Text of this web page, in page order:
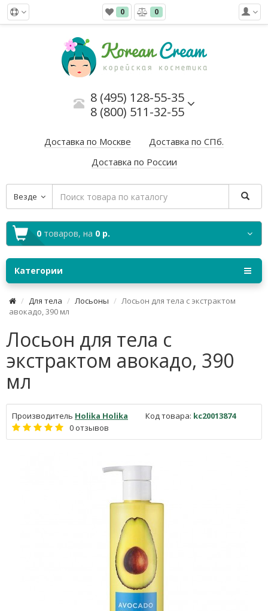
0 0
8 (495) 128-55-35
8 (800) 511-32-55
Доставка по Москве
Доставка по СПб.
Доставка по России
Везде
0 товаров, на 0 р.
Категории
Для тела Лосьоны
Лосьон для тела с экстрактом
авокадо, 390 мл
Лосьон для тела с
экстрактом авокадо, 390
мл
Производитель Holika Holika Код товара: kc20013874
0 отзывов